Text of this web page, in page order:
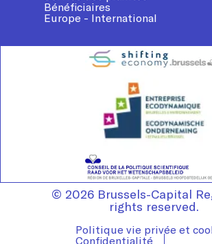
Bénéficiaires
Europe - International
© 2026 Brussels-Capital
rights reserved.
Politique vie privée et
Confidentialité